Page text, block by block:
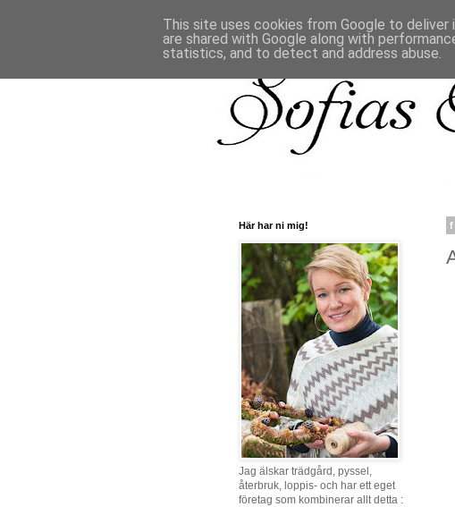
Här har ni mig!
Jag älskar trädgård, pyssel,
återbruk, loppis- och har ett eget
företag som kombinerar allt detta :
This site uses cookies from Google to
are shared with Google along with
statistics, and to detect and address abuse.